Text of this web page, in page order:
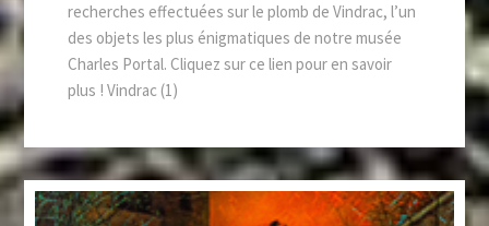
recherches effectuées sur le plomb de Vindrac, l’un
des objets les plus énigmatiques de notre musée
Charles Portal. Cliquez sur ce lien pour en savoir
plus ! Vindrac (1)